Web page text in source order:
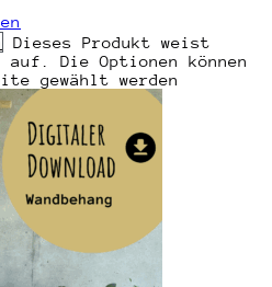
Dieses Produkt weist
auf. Die Optionen können
gewählt werden